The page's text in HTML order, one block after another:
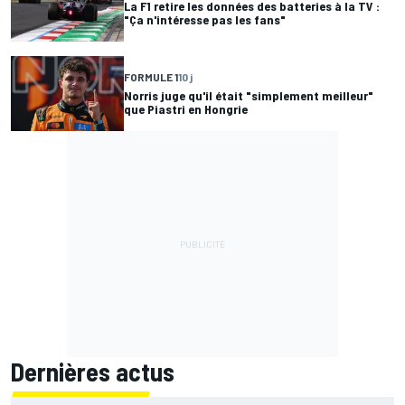
La F1 retire les données des batteries à la TV :
"Ça n'intéresse pas les fans"
FORMULE 110 j
Norris juge qu'il était "simplement meilleur"
que Piastri en Hongrie
Dernières actus